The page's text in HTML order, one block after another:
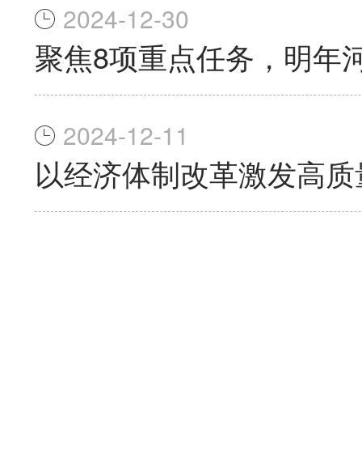
2024-12-30
聚焦8项重点任务，明
2024-12-11
以经济体制改革激发高